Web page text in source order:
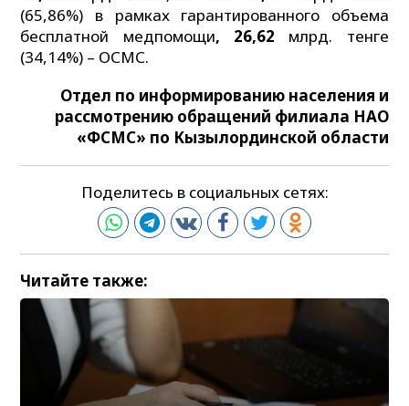
(65,86%) в рамках гарантированного объема
бесплатной медпомощи, 26,62 млрд. тенге
(34,14%) – ОСМС.
Отдел по информированию населения и
рассмотрению обращений филиала НАО
«ФСМС» по Кызылординской области
Поделитесь в социальных сетях:
Читайте также: